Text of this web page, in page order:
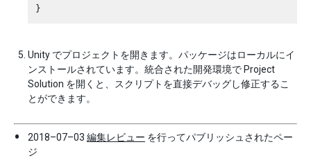
Unity でプロジェクトを開きます。パッケージはローカルにイ
ンストールされています。統合された開発環境で Project
Solution を開くと、スクリプトを直接デバッグし修正するこ
とができます。
2018–07–03 編集レビュー を行ってパブリッシュされたペー
ジ